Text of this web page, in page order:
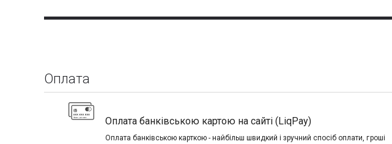
Оплата
Оплата банківською картою на сайті (LiqPay)
Оплата банківською карткою - найбільш швидкий і зручний спосіб оплати, гроші